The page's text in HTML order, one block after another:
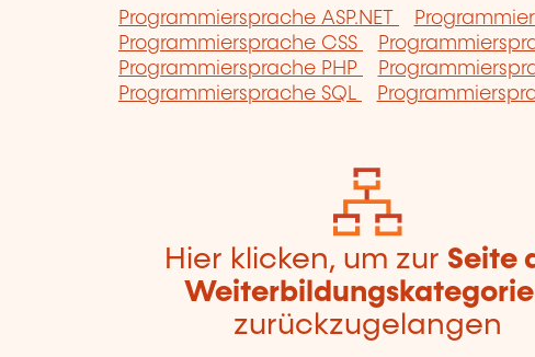
Programmiersprache ASP.NET
Programmiersprache CSS
Programmiersprache PHP
Programmiersprache SQL
Hier klicken, um zur Seite
zurückzugelangen